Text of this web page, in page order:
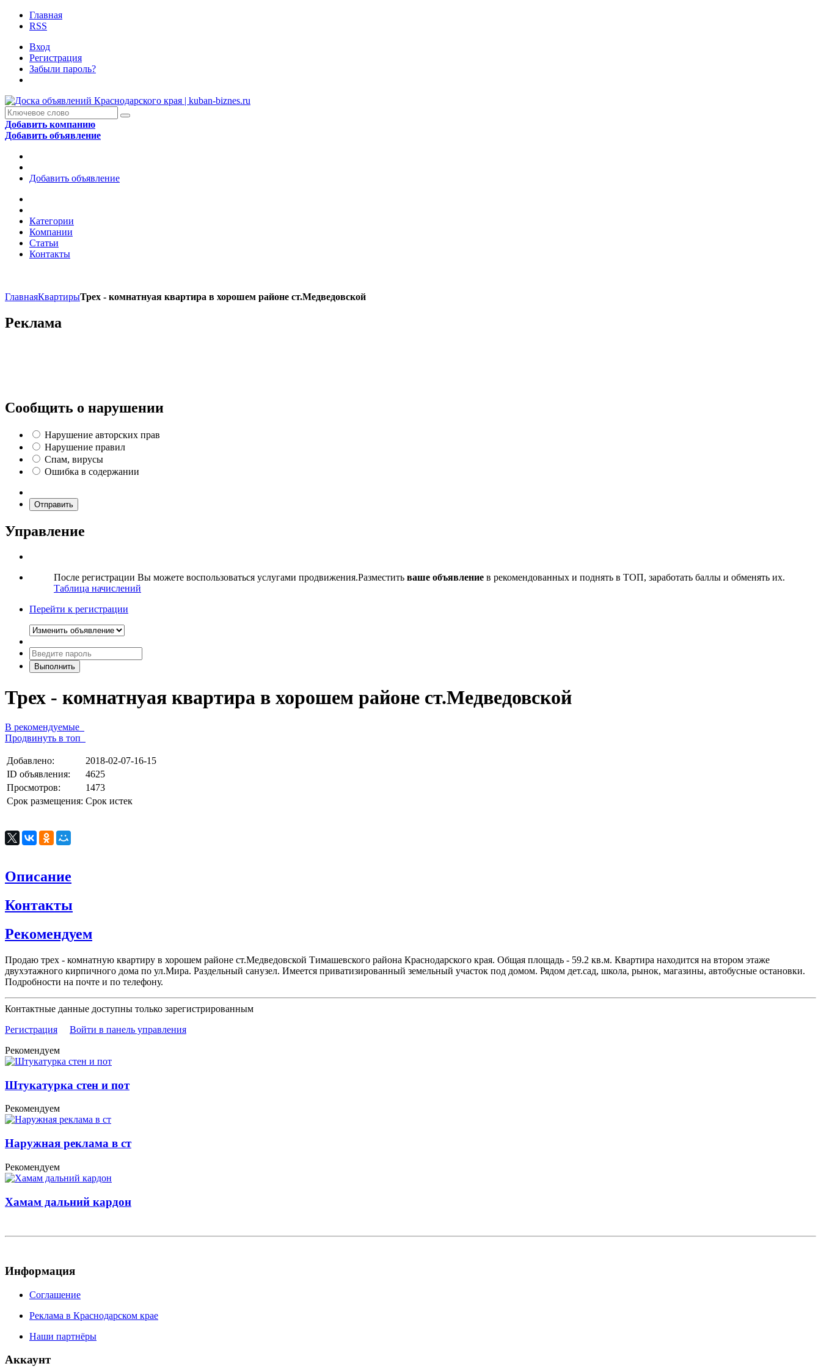
Главная
RSS
Вход
Регистрация
Забыли пароль?
Добавить компанию
Добавить объявление
Добавить объявление
Категории
Компании
Статьи
Контакты
ГлавнаяКвартирыТрех - комнатнуая квартира в хорошем районе ст.Медведовской
Реклама
Сообщить о нарушении
Нарушение авторских прав
Нарушение правил
Спам, вирусы
Ошибка в содержании
Отправить
Управление
После регистрации Вы можете воспользоваться услугами продвижения.Разместить ваше объявление в рекомендованных и поднять в ТОП, заработать баллы и обменять их.
Таблица начислений
Перейти к регистрации
Трех - комнатнуая квартира в хорошем районе ст.Медведовской
В рекомендуемые
Продвинуть в топ
Добавлено:
2018-02-07-16-15
ID объявления:
4625
Просмотров:
1473
Срок размещения: Срок истек
Описание
Контакты
Рекомендуем
Продаю трех - комнатную квартиру в хорошем районе ст.Медведовской Тимашевского района Краснодарского края. Общая площадь - 59.2 кв.м. Квартира находится на втором этаже
двухэтажного кирпичного дома по ул.Мира. Раздельный санузел. Имеется приватизированный земельный участок под домом. Рядом дет.сад, школа, рынок, магазины, автобусные остановки.
Подробности на почте и по телефону.
Контактные данные доступны только зарегистрированным
Регистрация
Войти в панель управления
Рекомендуем
Штукатурка стен и пот
Рекомендуем
Наружная реклама в ст
Рекомендуем
Хамам дальний кардон
Информация
Соглашение
Реклама в Краснодарском крае
Наши партнёры
Аккаунт